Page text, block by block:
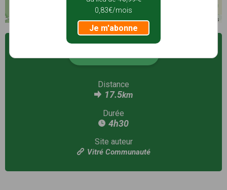
© contributors
Distance
17.5km
Durée
4h30
Site auteur
Vitré Communauté
0,83€/mois
Je m'abonne